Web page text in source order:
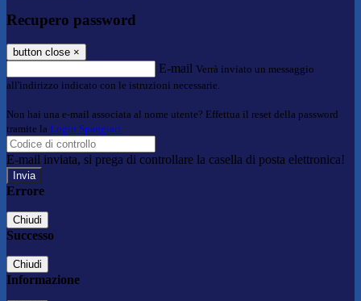
Recupero password
button close ×
E-mail Verrà inviato un messaggio
all'indirizzo indicato con le istruzioni necessarie.
Non hai una e-mail associata al nome utente? Effettua il reset della password
tramite la Login Spaggiari
E-mail inviata, si prega di controllare la casella di posta elettronica!
Errore
Chiudi
Successo
Chiudi
Informazione